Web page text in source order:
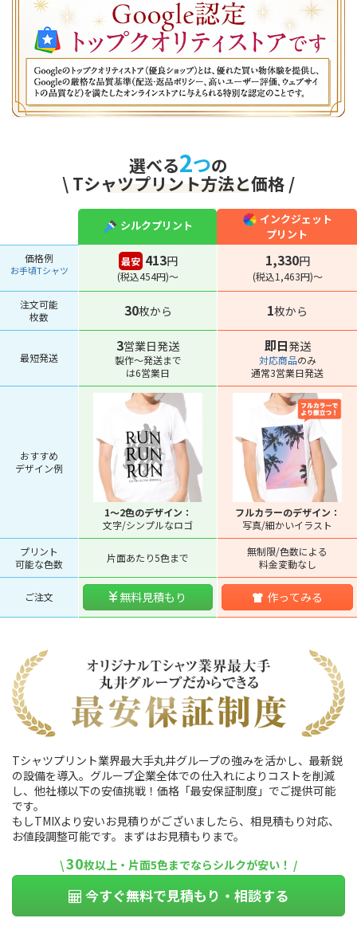
選べる2つの
\ Tシャツプリント方法と価格 /
シルクプリント
インクジェット
プリント
価格例
お手頃Tシャツ
最安 413円
(税込454円)～
1,330円
(税込1,463円)～
注文可能
枚数
30枚から 1枚から
最短発送
3営業日発送
製作～発送まで
は6営業日
即日発送
対応商品のみ
通常3営業日発送
おすすめ
デザイン例
1～2色のデザイン：
文字/シンプルなロゴ
フルカラーのデザイン：
写真/細かいイラスト
プリント
可能な色数
片面あたり5色まで
無制限/色数による
料金変動なし
ご注文 無料見積もり 作ってみる
Tシャツプリント業界最大手丸井グループの強みを活かし、最新鋭
の設備を導入。グループ企業全体での仕入れによりコストを削減
し、他社様以下の安値挑戦！価格「最安保証制度」でご提供可能
です。
もしTMIXより安いお見積りがございましたら、相見積もり対応、
お値段調整可能です。まずはお見積もりまで。
\ 30枚以上・片面5色までならシルクが安い！ /
今すぐ無料で見積もり・相談する